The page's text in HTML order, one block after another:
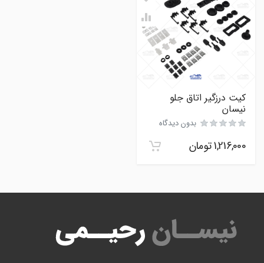
کیت درزگیر اتاق جلو
نیسان
بدون دیدگاه
1,216,000تومان